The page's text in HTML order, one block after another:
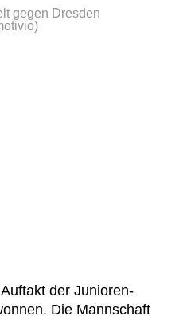
gegen Dresden
der Junioren-
Die Mannschaft